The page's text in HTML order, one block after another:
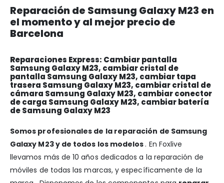
Reparación de Samsung Galaxy M23 en
el momento y al mejor precio de
Barcelona
Reparaciones Express: Cambiar pantalla
Samsung Galaxy M23, cambiar cristal de
pantalla Samsung Galaxy M23, cambiar tapa
trasera Samsung Galaxy M23, cambiar cristal de
cámara Samsung Galaxy M23, cambiar conector
de carga Samsung Galaxy M23, cambiar batería
de Samsung Galaxy M23
Somos profesionales de la reparación de Samsung
Galaxy M23 y de todos los modelos. En Foxlive
llevamos más de 10 años dedicados a la reparación de
móviles de todas las marcas, y específicamente de la